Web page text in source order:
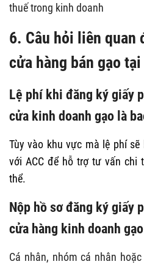
thuế trong kinh doanh
6. Câu hỏi liên quan
cửa hàng bán gạo
Lệ phí khi đăng ký giấy
cửa kinh doanh gạo là
Tùy vào khu vực mà lệ phí
với ACC để hỗ trợ tư vấn chi
thể.
Nộp hồ sơ đăng ký giấy
cửa hàng kinh doanh
Cá nhân, nhóm cá nhân